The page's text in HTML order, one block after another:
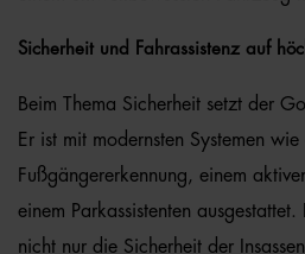
Sicherheit und Fahrassistenz auf
Beim Thema Sicherheit setzt der
Er ist mit modernsten Systemen
Fußgängererkennung, einem
einem Parkassistenten ausgestattet.
nicht nur die Sicherheit der